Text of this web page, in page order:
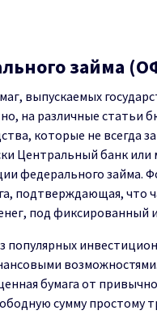
займа
выпускаемых
на различные статьи
которые не всегда
Центральный банк
федерального займа.
подтверждающая, что
под фиксированный
бумага от
сумму простому